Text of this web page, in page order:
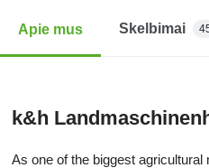
Apie mus Skelbimai
k&h
As one of the biggest agricultural